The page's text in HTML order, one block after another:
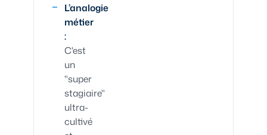
L’analogie
métier
:
C'est
un
"super
stagiaire"
ultra-
cultivé